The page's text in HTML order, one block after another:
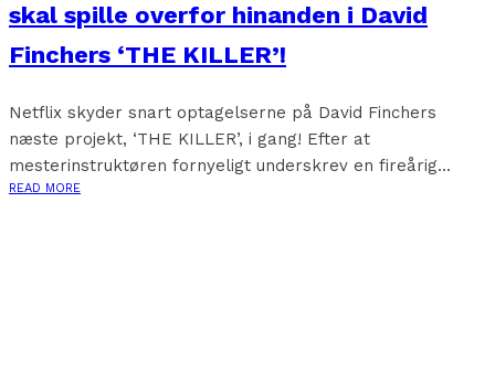
skal spille overfor hinanden i David
Finchers ‘THE KILLER’!
Netflix skyder snart optagelserne på David Finchers
næste projekt, ‘THE KILLER’, i gang! Efter at
mesterinstruktøren fornyeligt underskrev en fireårig...
READ MORE